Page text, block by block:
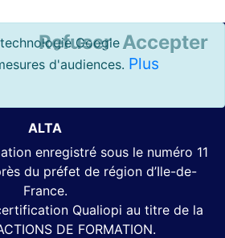
Google
d'audiences. Plus
Accepter
Refuser
ALTA
enregistré sous le numéro 11
du préfet de région d’Ile-de-
France.
Qualiopi au titre de la
DE FORMATION.